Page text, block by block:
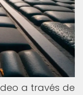
a través de